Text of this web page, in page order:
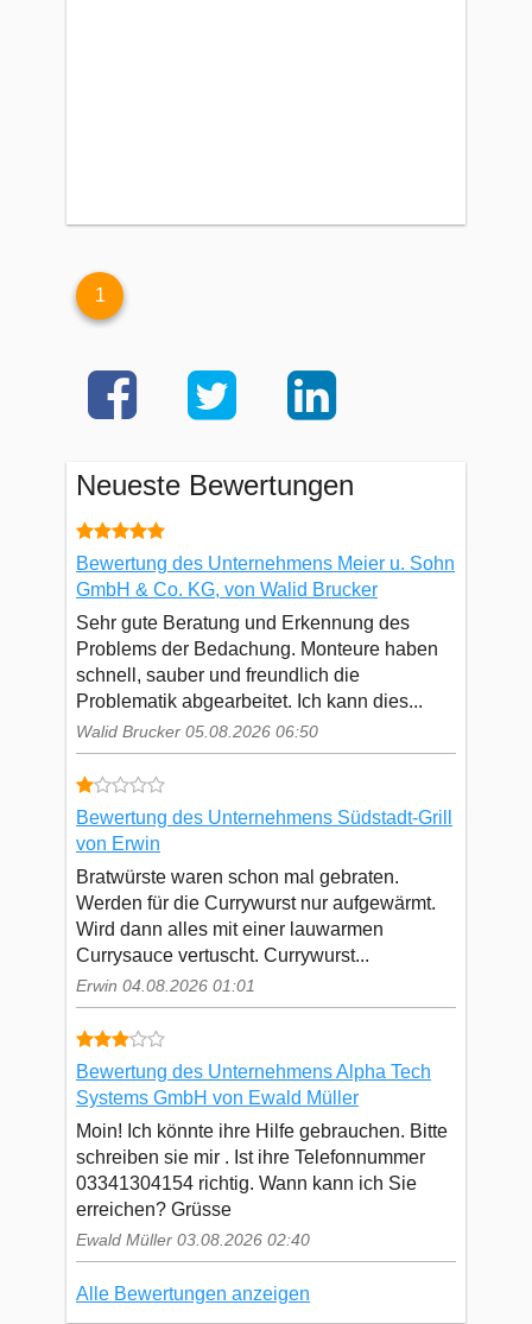
1
Neueste Bewertungen
Bewertung des Unternehmens Meier u. Sohn
GmbH & Co. KG, von Walid Brucker
Sehr gute Beratung und Erkennung des
Problems der Bedachung. Monteure haben
schnell, sauber und freundlich die
Problematik abgearbeitet. Ich kann dies...
Walid Brucker 05.08.2026 06:50
Bewertung des Unternehmens Südstadt-Grill
von Erwin
Bratwürste waren schon mal gebraten.
Werden für die Currywurst nur aufgewärmt.
Wird dann alles mit einer lauwarmen
Currysauce vertuscht. Currywurst...
Erwin 04.08.2026 01:01
Bewertung des Unternehmens Alpha Tech
Systems GmbH von Ewald Müller
Moin! Ich könnte ihre Hilfe gebrauchen. Bitte
schreiben sie mir . Ist ihre Telefonnummer
03341304154 richtig. Wann kann ich Sie
erreichen? Grüsse
Ewald Müller 03.08.2026 02:40
Alle Bewertungen anzeigen